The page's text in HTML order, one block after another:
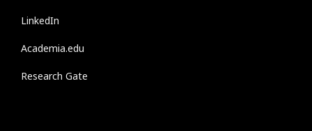
LinkedIn
Academia.edu
Research Gate